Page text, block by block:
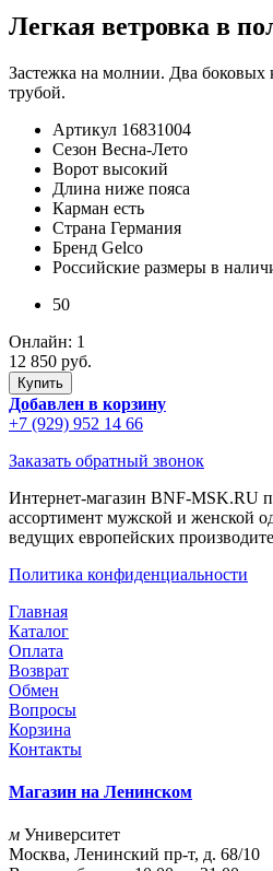
Легкая ветровка в
Застежка на молнии. Два
трубой.
Артикул 16831004
Сезон Весна-Лето
Ворот высокий
Длина ниже пояса
Карман есть
Страна Германия
Бренд Gelco
Российские размеры в
50
Онлайн: 1
12 850 руб.
Добавлен в корзину
+7 (929) 952 14 66
Заказать обратный звонок
Интернет-магазин BNF-MSK.RU
ассортимент мужской и женской
ведущих европейских
Политика конфиденциальности
Главная
Каталог
Оплата
Возврат
Обмен
Вопросы
Корзина
Контакты
Магазин на Ленинском
м Университет
Москва, Ленинский пр-т, д. 68/10